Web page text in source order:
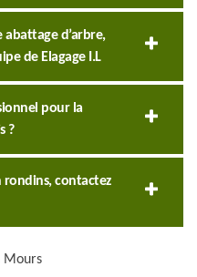
abattage d’arbre,
de Elagage I.L
pour la
?
rondins, contactez
Mours